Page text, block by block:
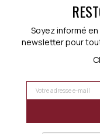
Soyez informé
newsletter pour